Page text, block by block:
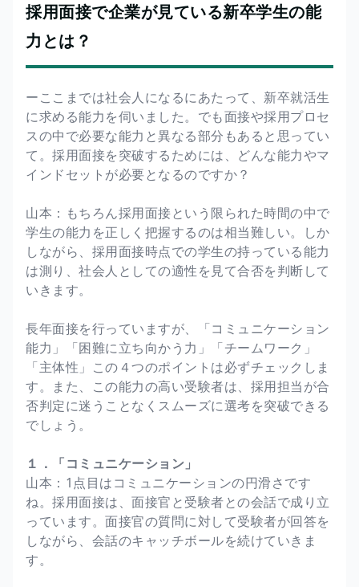
採用面接で企業が見ている新卒学生の能
力とは？
ーここまでは社会人になるにあたって、新卒就活生
に求める能力を伺いました。でも面接や採用プロセ
スの中で必要な能力と異なる部分もあると思ってい
て。採用面接を突破するためには、どんな能力やマ
インドセットが必要となるのですか？
山本：もちろん採用面接という限られた時間の中で
学生の能力を正しく把握するのは相当難しい。しか
しながら、採用面接時点での学生の持っている能力
は測り、社会人としての適性を見て合否を判断して
いきます。
長年面接を行っていますが、「コミュニケーション
能力」「困難に立ち向かう力」「チームワーク」
「主体性」この４つのポイントは必ずチェックしま
す。また、この能力の高い受験者は、採用担当が合
否判定に迷うことなくスムーズに選考を突破できる
でしょう。
１．「コミュニケーション」
山本：1点目はコミュニケーションの円滑さです
ね。採用面接は、面接官と受験者との会話で成り立
っています。面接官の質問に対して受験者が回答を
しながら、会話のキャッチボールを続けていきま
す。